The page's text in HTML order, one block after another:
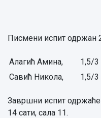
Писмени испит одржан
Алагић Амина,
1,5/3
Савић Никола,
1,5/3
Завршни испит одржаће
14 сати, сала 11.